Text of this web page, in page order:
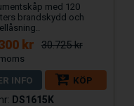
med 120
brandskydd och
kr 30.725 kr
INFO
KÖP
DS1615K